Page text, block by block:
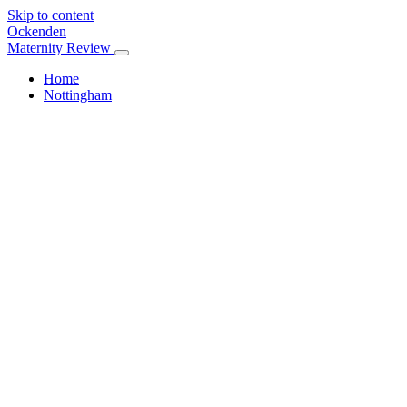
Skip to content
Ockenden
Maternity Review
Home
Nottingham